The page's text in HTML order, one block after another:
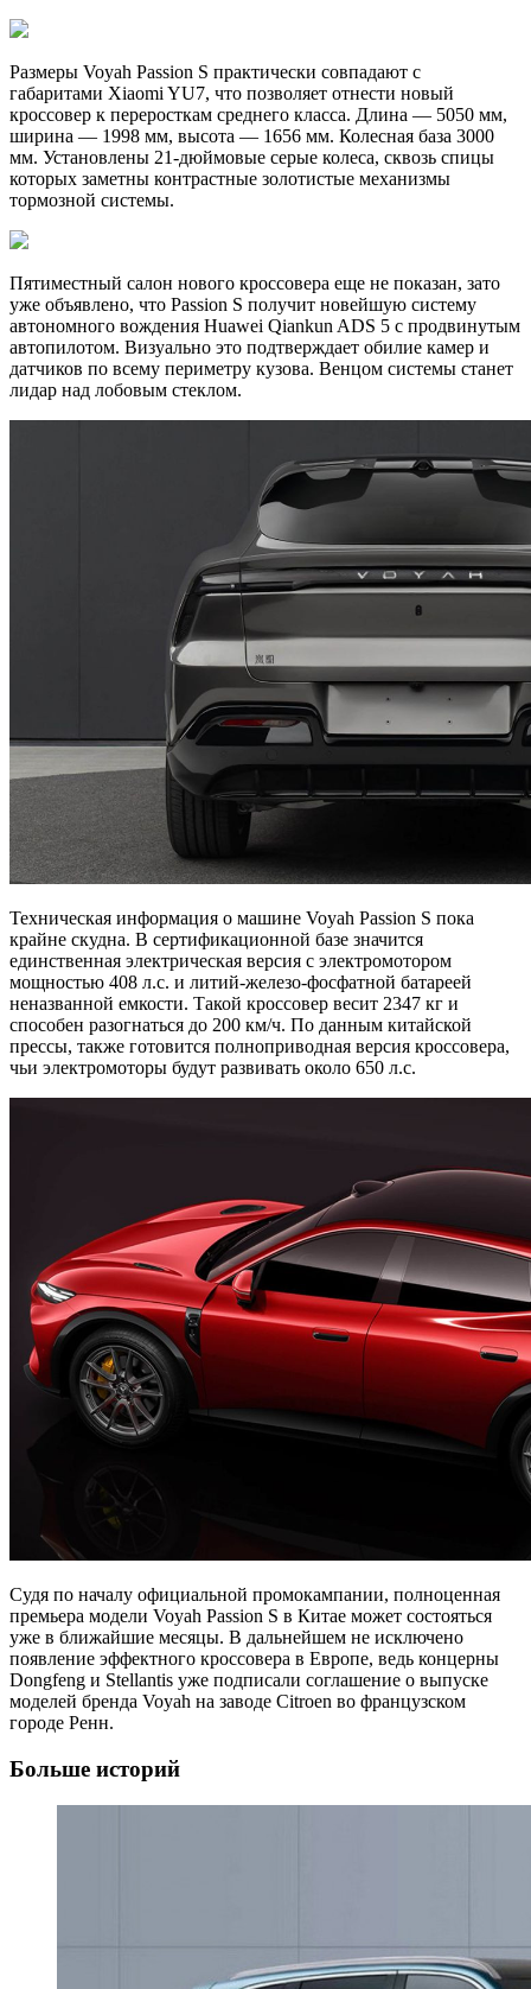
Размеры Voyah Passion S практически совпадают с
габаритами Xiaomi YU7, что позволяет отнести новый
кроссовер к переросткам среднего класса. Длина — 5050 мм,
ширина — 1998 мм, высота — 1656 мм. Колесная база 3000
мм. Установлены 21-дюймовые серые колеса, сквозь спицы
которых заметны контрастные золотистые механизмы
тормозной системы.
Пятиместный салон нового кроссовера еще не показан, зато
уже объявлено, что Passion S получит новейшую систему
автономного вождения Huawei Qiankun ADS 5 с продвинутым
автопилотом. Визуально это подтверждает обилие камер и
датчиков по всему периметру кузова. Венцом системы станет
лидар над лобовым стеклом.
Техническая информация о машине Voyah Passion S пока
крайне скудна. В сертификационной базе значится
единственная электрическая версия с электромотором
мощностью 408 л.с. и литий-железо-фосфатной батареей
неназванной емкости. Такой кроссовер весит 2347 кг и
способен разогнаться до 200 км/ч. По данным китайской
прессы, также готовится полноприводная версия кроссовера,
чьи электромоторы будут развивать около 650 л.с.
Судя по началу официальной промокампании, полноценная
премьера модели Voyah Passion S в Китае может состояться
уже в ближайшие месяцы. В дальнейшем не исключено
появление эффектного кроссовера в Европе, ведь концерны
Dongfeng и Stellantis уже подписали соглашение о выпуске
моделей бренда Voyah на заводе Citroen во французском
городе Ренн.
Больше историй